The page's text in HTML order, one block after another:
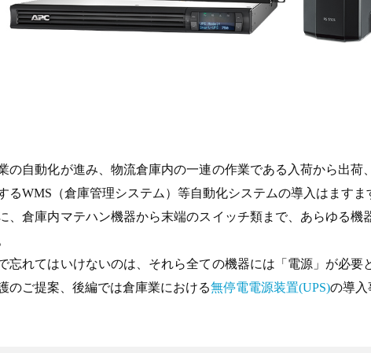
の自動化が進み、物流倉庫内の一連の作業である入荷から出荷
るWMS（倉庫管理システム）等自動化システムの導入はますま
、倉庫内マテハン機器から末端のスイッチ類まで、あらゆる機
忘れてはいけないのは、それら全ての機器には「電源」が必
のご提案、後編では倉庫業における無停電電源装置(UPS)の導入